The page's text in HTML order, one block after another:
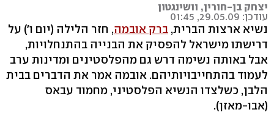
יצחק בן-חורין, וושינגטון
עודכן: 29.05.09, 01:45
נשיא ארצות הברית, ברק אובמה, חזר הלילה (יום ו') על
דרישתו מישראל להפסיק את הבנייה בהתנחלויות,
אבל באותה נשימה דרש גם מהפלסטינים ומדינות ערב
לעמוד בהתחייבויותיהם. אובמה אמר את הדברים בבית
הלבן, כשלצדו הנשיא הפלסטיני, מחמוד עבאס
(אבו-מאזן).